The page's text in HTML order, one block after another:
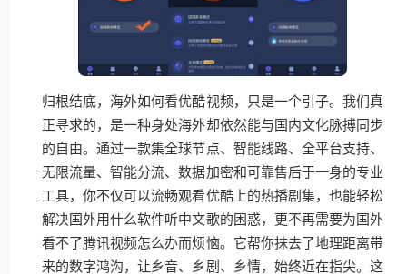
归根结底，海外如何看优酷视频，只是一个引子。我们真
正寻求的，是一种身处海外却依然能与国内文化脉搏同步
的自由。通过一款集全球节点、智能线路、全平台支持、
无限流量、智能分流、数据加密和可靠售后于一身的专业
工具，你不仅可以流畅观看优酷上的热播剧集，也能轻松
解决国外用什么软件听中文歌的困惑，更不再需要为国外
看不了腾讯视频怎么办而烦恼。它帮你抹去了地理距离带
来的数字鸿沟，让乡音、乡剧、乡情，始终近在指尖。这